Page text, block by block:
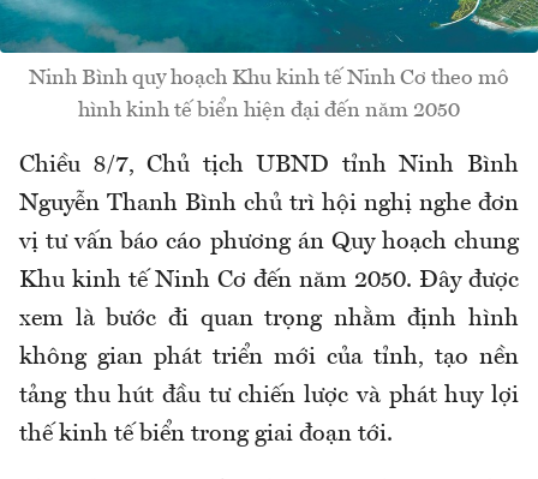
Ninh Bình quy hoạch Khu kinh tế Ninh Cơ theo mô
hình kinh tế biển hiện đại đến năm 2050
Chiều 8/7, Chủ tịch UBND tỉnh Ninh Bình
Nguyễn Thanh Bình chủ trì hội nghị nghe đơn
vị tư vấn báo cáo phương án Quy hoạch chung
Khu kinh tế Ninh Cơ đến năm 2050. Đây được
xem là bước đi quan trọng nhằm định hình
không gian phát triển mới của tỉnh, tạo nền
tảng thu hút đầu tư chiến lược và phát huy lợi
thế kinh tế biển trong giai đoạn tới.